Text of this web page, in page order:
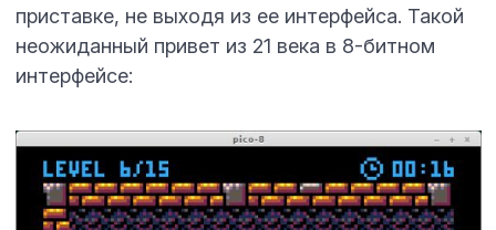
приставке, не выходя из ее интерфейса. Такой
неожиданный привет из 21 века в 8-битном
интерфейсе: